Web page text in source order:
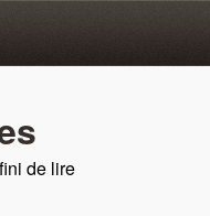
de lire